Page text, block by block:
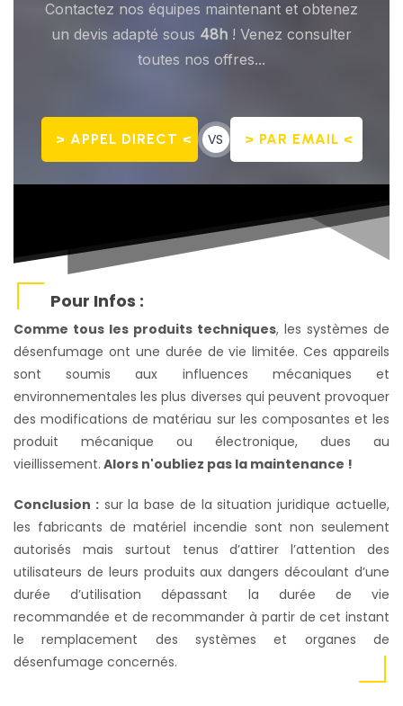
Contactez nos équipes maintenant et obtenez
un devis adapté sous 48h ! Venez consulter
toutes nos offres...
> APPEL DIRECT < VS > PAR EMAIL <
Pour Infos :
Comme tous les produits techniques, les systèmes de
désenfumage ont une durée de vie limitée. Ces appareils
sont soumis aux influences mécaniques et
environnementales les plus diverses qui peuvent provoquer
des modifications de matériau sur les composantes et les
produit mécanique ou électronique, dues au
vieillissement. Alors n'oubliez pas la maintenance !
Conclusion :sur la base de la situation juridique actuelle,
les fabricants de matériel incendie sont non seulement
autorisés mais surtout tenus d’attirer l’attention des
utilisateurs de leurs produits aux dangers découlant d’une
durée d’utilisation dépassant la durée de vie
recommandée et de recommander à partir de cet instant
le remplacement des systèmes et organes de
désenfumage concernés.